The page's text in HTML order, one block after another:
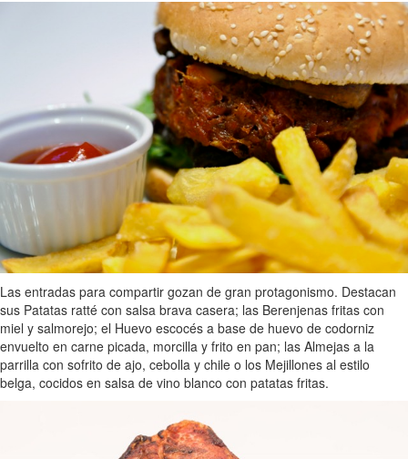
Las entradas para compartir gozan de gran protagonismo. Destacan
sus Patatas ratté con salsa brava casera; las Berenjenas fritas con
miel y salmorejo; el Huevo escocés a base de huevo de codorniz
envuelto en carne picada, morcilla y frito en pan; las Almejas a la
parrilla con sofrito de ajo, cebolla y chile o los Mejillones al estilo
belga, cocidos en salsa de vino blanco con patatas fritas.